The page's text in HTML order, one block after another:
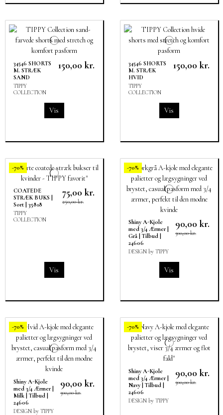
34546 SHORTS
M. STRÆK
SAND
TIPPY
COLLECTION
150,00 kr.
Vis
34546 SHORTS
M. STRÆK
HVID
TIPPY
COLLECTION
150,00 kr.
Vis
-70%
COATEDE
STRÆK BUKS |
Sort | 35818
TIPPY
COLLECTION
75,00 kr.
250,00 kr.
Vis
-70%
Shiny A-Kjole
med 3/4 Ærmer |
Grå | Tilbud |
24606
DESIGN by TIPPY
90,00 kr.
300,00 kr.
Vis
-70%
Shiny A-Kjole
med 3/4 Ærmer |
Milk | Tilbud |
24606
DESIGN by TIPPY
90,00 kr.
300,00 kr.
-70%
Shiny A-Kjole
med 3/4 Ærmer |
Navy | Tilbud |
24606
DESIGN by TIPPY
90,00 kr.
300,00 kr.